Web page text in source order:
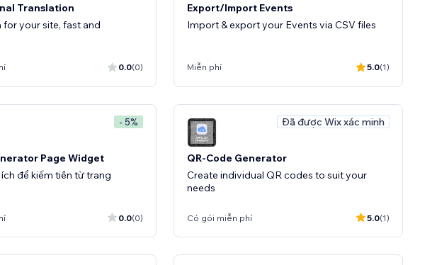
Translation
for your site, fast and
0.0(0)
Export/Import Events
Import & export your Events via CSV files
Miễn phí 5.0(1)
- 5%
Page Widget
để kiếm tiền từ trang
0.0(0)
Đã được Wix xác minh
QR-Code Generator
Create individual QR codes to suit your
needs
Có gói miễn phí 5.0(1)